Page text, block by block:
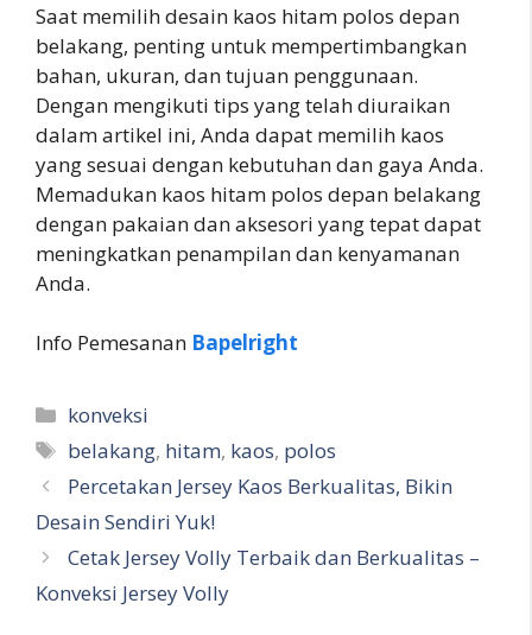
Saat memilih desain kaos hitam polos depan
belakang, penting untuk mempertimbangkan
bahan, ukuran, dan tujuan penggunaan.
Dengan mengikuti tips yang telah diuraikan
dalam artikel ini, Anda dapat memilih kaos
yang sesuai dengan kebutuhan dan gaya Anda.
Memadukan kaos hitam polos depan belakang
dengan pakaian dan aksesori yang tepat dapat
meningkatkan penampilan dan kenyamanan
Anda.
Info Pemesanan Bapelright
Kategori
konveksi
Tag
belakang, hitam, kaos, polos
Percetakan Jersey Kaos Berkualitas, Bikin
Desain Sendiri Yuk!
Cetak Jersey Volly Terbaik dan Berkualitas –
Konveksi Jersey Volly